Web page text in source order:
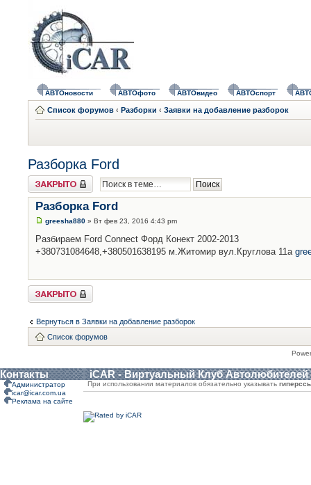
АВТОновости АВТОфото АВТОвидео АВТОспорт
Список форумов ‹ Разборки ‹ Заявки на добавление разборок
Разборка Ford
Закрыто
Разборка Ford
greesha880 » Вт фев 23, 2016 4:43 pm
Разбираем Ford Connect Форд Конект 2002-2013
+380731084648,+380501638195 м.Житомир вул.Круглова 11а
Закрыто
Вернуться в Заявки на добавление разборок
Список форумов
Контакты iCAR - Виртуальный Клуб Автолюбителей
Администратор
icar@icar.com.ua
Реклама на сайте
При использовании материалов обязательно указывать